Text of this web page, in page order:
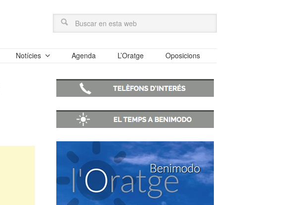
Notícies Agenda L’Oratge Oposicions